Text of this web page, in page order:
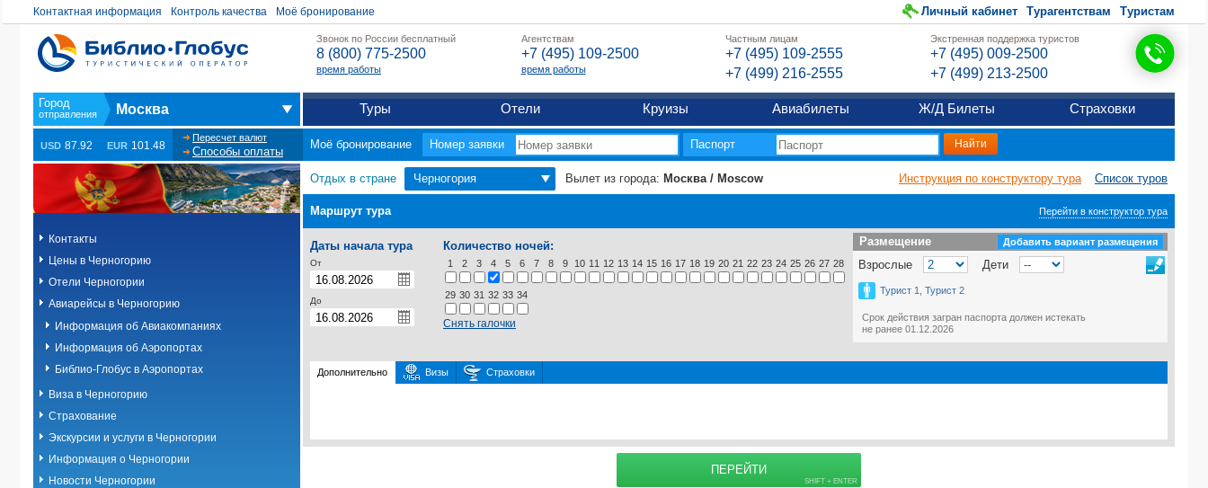
Контактная информация Контроль качества Моё бронирование Личный кабинет Турагентствам Туристам
Звонок по России бесплатный
8 (800) 775-2500
время работы
Агентствам
+7 (495) 109-2500
время работы
Частным лицам
+7 (495) 109-2555
+7 (499) 216-2555
Экстренная поддержка туристов
+7 (495) 009-2500
+7 (499) 213-2500
Москва Туры Отели Круизы Авиабилеты Ж/Д Билеты Страховки
USD 87.92 EUR 101.48
Пересчет валют
Способы оплаты
Моё бронирование Номер заявки Паспорт
Контакты
Цены в Черногорию
Отели Черногории
Авиарейсы в Черногорию
Информация об Авиакомпаниях
Информация об Аэропортах
Библио-Глобус в Аэропортах
Виза в Черногорию
Страхование
Экскурсии и услуги в Черногории
Информация о Черногории
Новости Черногории
Отдых в стране Черногория Вылет из города: Москва / Moscow Инструкция по конструктору тура Список туров
Маршрут тура Перейти в конструктор тура
Даты начала тура
От
До
Размещение
Размещение Добавить вариант размещения
Взрослые Дети
Турист 1, Турист 2
Срок действия загран паспорта должен истекать
не ранее 01.12.2026
Количество ночей:
1 2 3 4 5 6 7 8 9 10 11 12 13 14 15 16 17 18 19 20 21 22 23 24 25 26 27 28
29 30 31 32 33 34
Снять галочки
Дополнительно Визы Страховки
ПЕРЕЙТИ